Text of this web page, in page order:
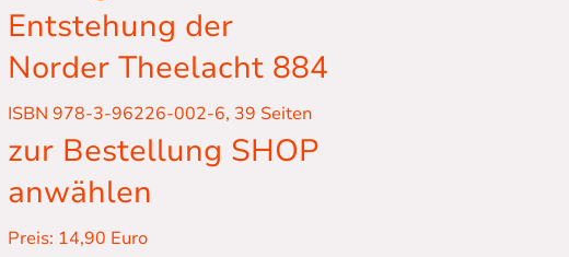
Entstehung der
Norder Theelacht 884
ISBN 978-3-96226-002-6, 39 Seiten
zur Bestellung SHOP
anwählen
Preis: 14,90 Euro